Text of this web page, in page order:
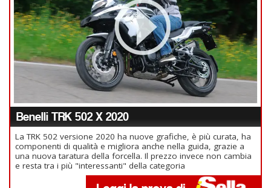
Benelli TRK 502 X 2020
La TRK 502 versione 2020 ha nuove grafiche, è più curata, ha
componenti di qualità e migliora anche nella guida, grazie a
una nuova taratura della forcella. Il prezzo invece non cambia
e resta tra i più "interessanti" della categoria